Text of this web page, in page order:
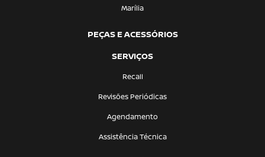
Marília
PEÇAS E ACESSÓRIOS
SERVIÇOS
Recall
Revisões Periódicas
Agendamento
Assistência Técnica